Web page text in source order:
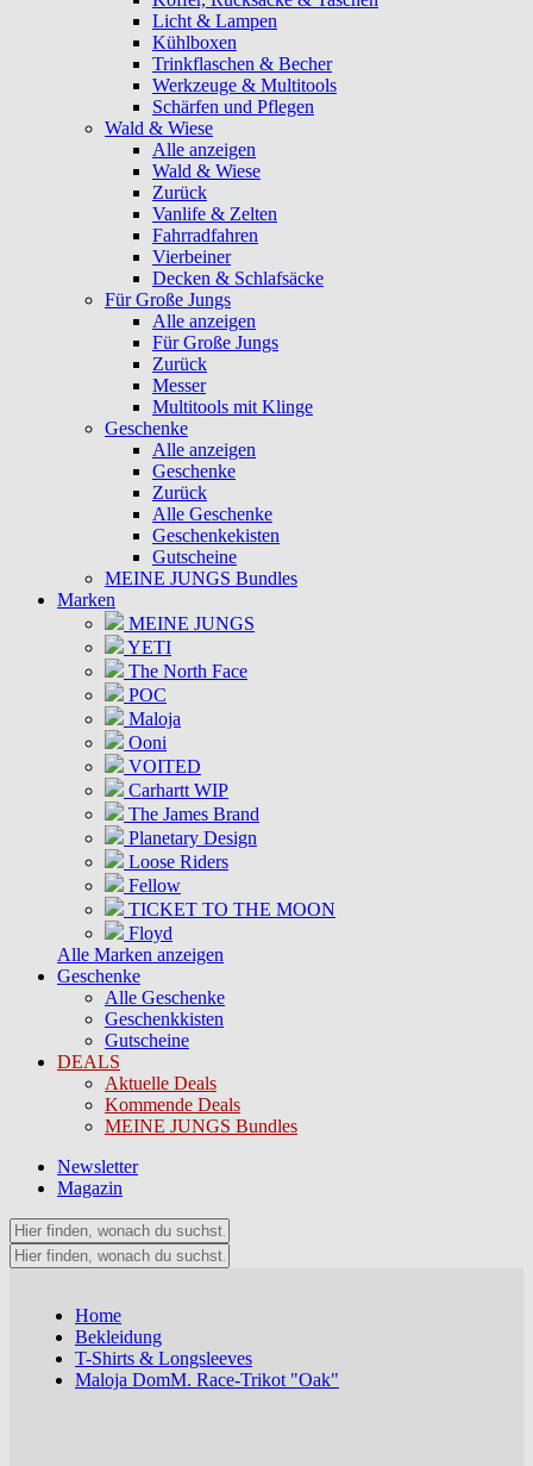
Licht & Lampen
Kühlboxen
Trinkflaschen & Becher
Werkzeuge & Multitools
Schärfen und Pflegen
Wald & Wiese
Alle anzeigen
Wald & Wiese
Zurück
Vanlife & Zelten
Fahrradfahren
Vierbeiner
Decken & Schlafsäcke
Für Große Jungs
Alle anzeigen
Für Große Jungs
Zurück
Messer
Multitools mit Klinge
Geschenke
Alle anzeigen
Geschenke
Zurück
Alle Geschenke
Geschenkekisten
Gutscheine
MEINE JUNGS Bundles
Marken
MEINE JUNGS
YETI
The North Face
POC
Maloja
Ooni
VOITED
Carhartt WIP
The James Brand
Planetary Design
Loose Riders
Fellow
TICKET TO THE MOON
Floyd
Alle Marken anzeigen
Geschenke
Alle Geschenke
Geschenkkisten
Gutscheine
DEALS
Aktuelle Deals
Kommende Deals
MEINE JUNGS Bundles
Newsletter
Magazin
Home
Bekleidung
T-Shirts & Longsleeves
Maloja DomM. Race-Trikot "Oak"